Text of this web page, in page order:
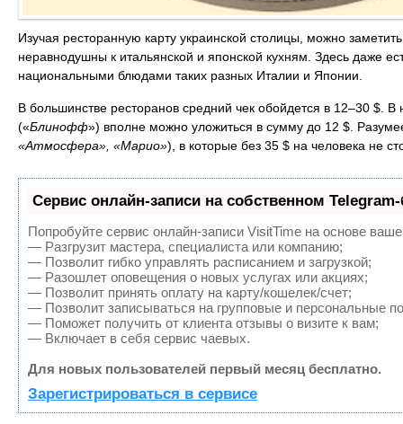
Изучая ресторанную карту украинской столицы, можно
неравнодушны к итальянской и японской кухням. Здесь даже
национальными блюдами таких разных Италии и Японии.
В большинстве ресторанов средний чек обойдется в 12–30 $.
(«Блинофф») вполне можно уложиться в сумму до 12 $.
«Атмосфера», «Марио»), в которые без 35 $ на человека не
Сервис онлайн-записи на собственном Telegram-
Попробуйте сервис онлайн-записи VisitTime на основе
— Разгрузит мастера, специалиста или компанию;
— Позволит гибко управлять расписанием и загрузкой;
— Разошлет оповещения о новых услугах или акциях;
— Позволит принять оплату на карту/кошелек/счет;
— Позволит записываться на групповые и персональные
— Поможет получить от клиента отзывы о визите к вам;
— Включает в себя сервис чаевых.
Для новых пользователей первый месяц бесплатно.
Зарегистрироваться в сервисе